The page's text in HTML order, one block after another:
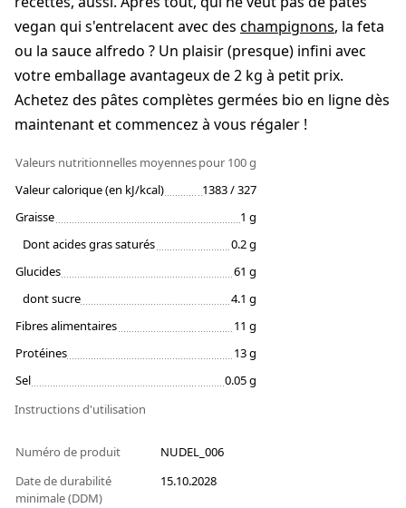
vegan qui s'entrelacent avec des champignons, la feta
ou la sauce alfredo ? Un plaisir (presque) infini avec
votre emballage avantageux de 2 kg à petit prix.
Achetez des pâtes complètes germées bio en ligne dès
maintenant et commencez à vous régaler !
Valeurs nutritionnelles moyennespour 100 g
Valeur calorique (en kJ/kcal)
1383 / 327
Graisse
1 g
Dont acides gras saturés
0.2 g
Glucides
61 g
dont sucre
4.1 g
Fibres alimentaires
11 g
Protéines
13 g
Sel
0.05 g
Instructions d'utilisation
Numéro de produit
NUDEL_006
Date de durabilité
minimale (DDM)
15.10.2028